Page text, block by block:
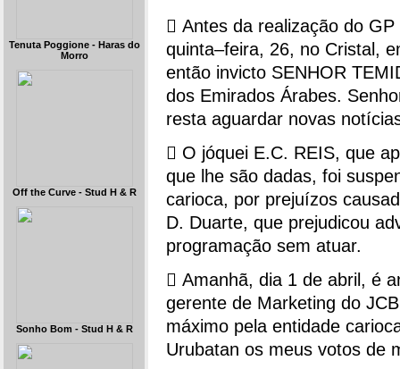
Tenuta Poggione - Haras do
Morro
Off the Curve - Stud H & R
Sonho Bom - Stud H & R
 Antes da realização do
quinta–feira, 26, no Cristal,
então invicto SENHOR
dos Emirados Árabes.
resta aguardar novas
 O jóquei E.C. REIS, que
que lhe são dadas, foi
carioca, por prejuízos
D. Duarte, que prejudicou
programação sem atuar.
 Amanhã, dia 1 de abril, é
gerente de Marketing do
máximo pela entidade
Urubatan os meus votos de